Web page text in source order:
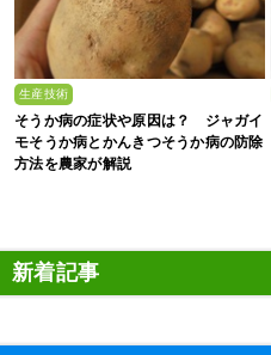
生産技術
そうか病の症状や原因は？ ジャガイ
モそうか病とかんきつそうか病の防除
方法を農家が解説
新着記事